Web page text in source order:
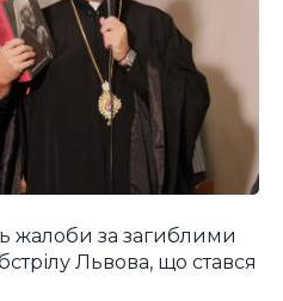
жалоби за загиблими
Львова, що стався